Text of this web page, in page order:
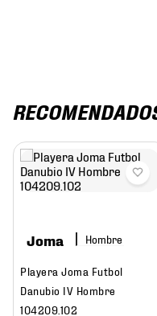
Joma Hombre
Playera Joma Futbol
Danubio IV Hombre
104209.102